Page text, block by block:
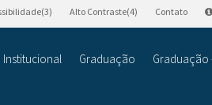
Alto Contraste(4) Contato
Institucional Graduação Graduação